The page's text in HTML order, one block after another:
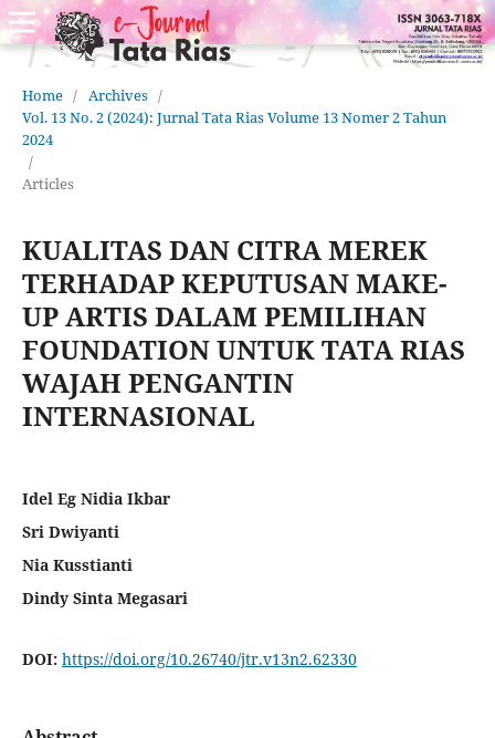
Home / Archives /
Vol. 13 No. 2 (2024): Jurnal Tata Rias Volume 13 Nomer 2 Tahun
2024
/
Articles
KUALITAS DAN CITRA MEREK
TERHADAP KEPUTUSAN MAKE-
UP ARTIS DALAM PEMILIHAN
FOUNDATION UNTUK TATA RIAS
WAJAH PENGANTIN
INTERNASIONAL
Idel Eg Nidia Ikbar
Sri Dwiyanti
Nia Kusstianti
Dindy Sinta Megasari
DOI: https://doi.org/10.26740/jtr.v13n2.62330